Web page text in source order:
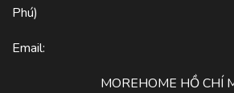
Phú)
Email:
MOREHOME HỒ CHÍ